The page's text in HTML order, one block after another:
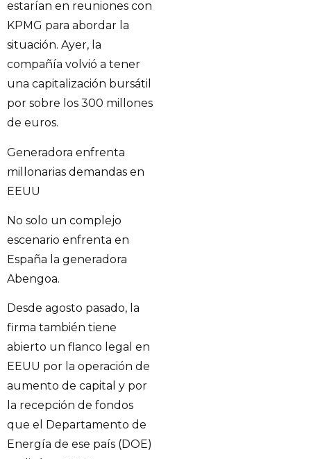
estarían en reuniones con
KPMG para abordar la
situación. Ayer, la
compañía volvió a tener
una capitalización bursátil
por sobre los 300 millones
de euros.
Generadora enfrenta
millonarias demandas en
EEUU
No solo un complejo
escenario enfrenta en
España la generadora
Abengoa.
Desde agosto pasado, la
firma también tiene
abierto un flanco legal en
EEUU por la operación de
aumento de capital y por
la recepción de fondos
que el Departamento de
Energía de ese país (DOE)